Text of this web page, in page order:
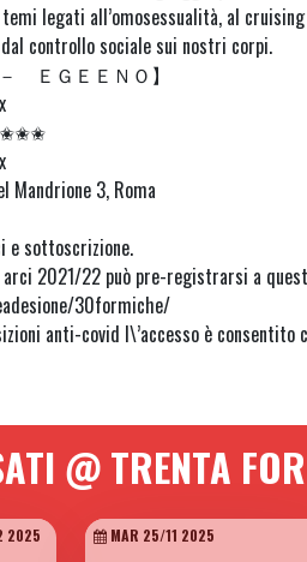
legati all’omosessualità, al
controllo sociale sui nostri corpi.
ＥＧＥＥＮＯ】
Mandrione 3, Roma
e sottoscrizione.
arci 2021/22 può pre-registrarsi a
30formiche/
anti-covid l\’accesso è consentito
@ TRENTA
2025 MAR 25/11 2025